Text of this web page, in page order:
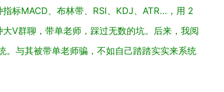
标MACD、布林带、RSI、KDJ、ATR…，用 2
V群聊，带单老师，踩过无数的坑。后来，我阅
与其被带单老师骗，不如自己踏踏实实来系统